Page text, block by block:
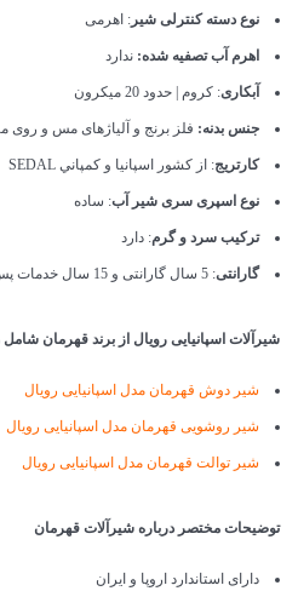
نوع دسته کنترلی شیر : اهرمی
اهرم آب تصفیه شده: ندارد
آبکاری: کروم | حدود 20 میکرون
جنس بدنه: فلز برنج و آلیاژهای مس و روی
کارتریج: از كشور اسپانيا و كمپاني SEDAL
نوع اسپری سری شیر آب: ساده
ترکیب سرد و گرم: دارد
گارانتی: 5 سال گارانتی و 15 سال خدمات پس از فروش قهرمان
شیرآلات اسپانیایی رویال از برند قهرمان
شیر دوش قهرمان مدل اسپانیایی رویال
شیر روشویی قهرمان مدل اسپانیایی رویال
شیر توالت قهرمان مدل اسپانیایی رویال
توضیحات مختصر درباره شیرآلات قهرمان
دارای استاندارد اروپا و ایران